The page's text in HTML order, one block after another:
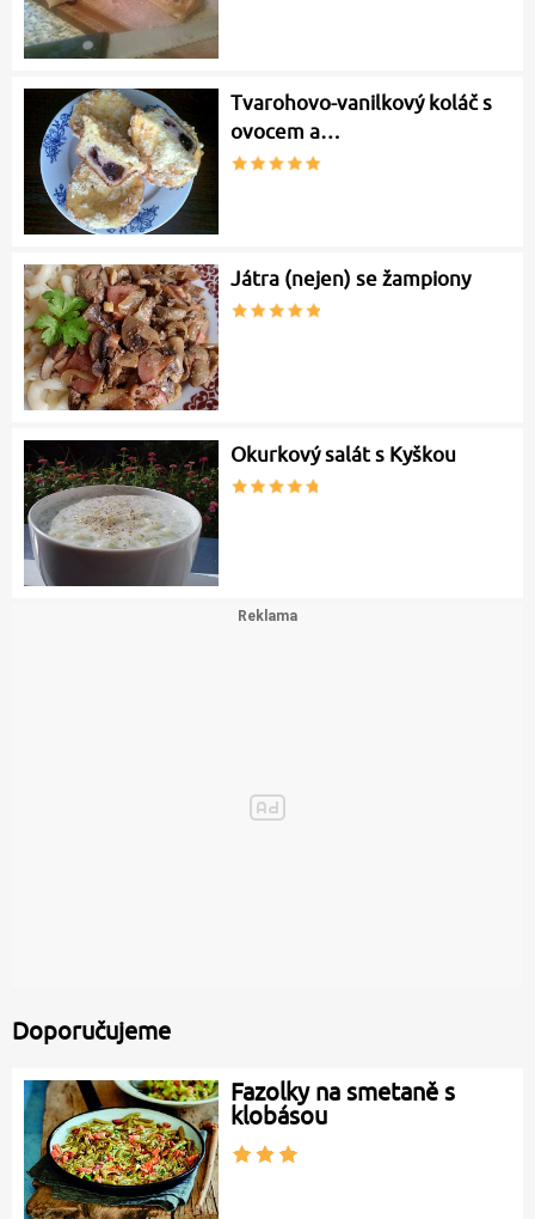
Tvarohovo-vanilkový koláč s
ovocem a…
Játra (nejen) se žampiony
Okurkový salát s Kyškou
Doporučujeme
Fazolky na smetaně s
klobásou